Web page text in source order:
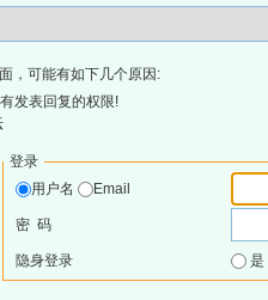
，可能有如下几个原因:
发表回复的权限!
登录
用户名
Email
密 码
隐身登录